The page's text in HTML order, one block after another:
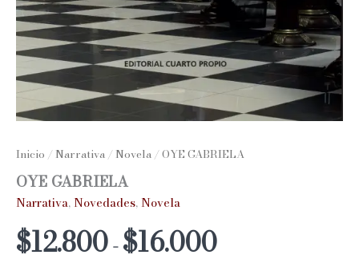
Inicio / Narrativa / Novela / OYE GABRIELA
OYE GABRIELA
Narrativa,Novedades,Novela
$12.800-$16.000Rango